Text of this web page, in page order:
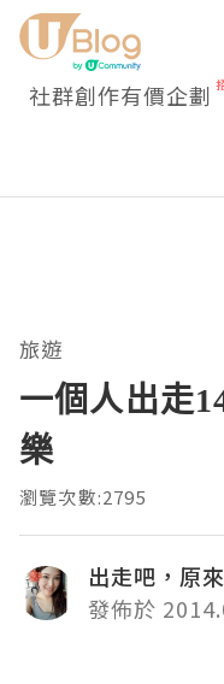
社群創作有價企劃
旅遊
一個人出走
樂
瀏覽次數:2795
出走吧，原
發佈於